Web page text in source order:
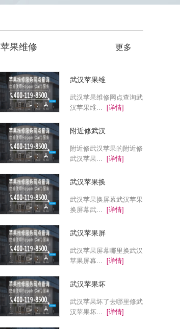
苹果维修 更多
武汉苹果维
武汉苹果维修网点查询武
汉苹果维... [详情]
附近修武汉
附近修武汉苹果的附近修
武汉苹果... [详情]
武汉苹果换
武汉苹果换屏幕武汉苹果
换屏幕武... [详情]
武汉苹果屏
武汉苹果屏幕哪里换武汉
苹果屏幕... [详情]
武汉苹果坏
武汉苹果坏了去哪里修武
汉苹果坏... [详情]